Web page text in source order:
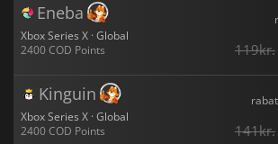
Eneba
Xbox Series X · Global
2400 COD Points
119kr.
Kinguin
Xbox Series X · Global
2400 COD Points
141kr.